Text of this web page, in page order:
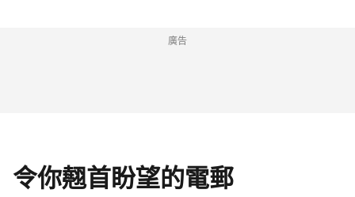
廣告
令你翹首盼望的電郵